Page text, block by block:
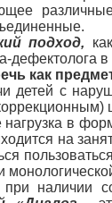
подход,
дефектолога
как
детей с
в
на
при наличии